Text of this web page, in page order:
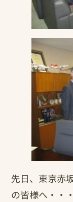
先日、東京赤
の皆様へ・・・